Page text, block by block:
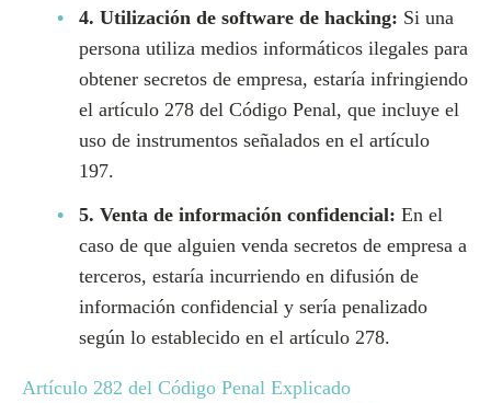
4. Utilización de software de hacking: Si una
persona utiliza medios informáticos ilegales para
obtener secretos de empresa, estaría infringiendo
el artículo 278 del Código Penal, que incluye el
uso de instrumentos señalados en el artículo
197.
5. Venta de información confidencial: En el
caso de que alguien venda secretos de empresa a
terceros, estaría incurriendo en difusión de
información confidencial y sería penalizado
según lo establecido en el artículo 278.
Artículo 282 del Código Penal Explicado